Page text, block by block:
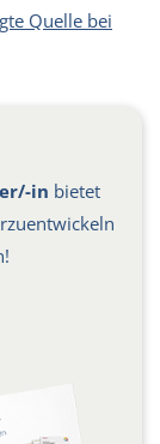
Quelle bei
in bietet